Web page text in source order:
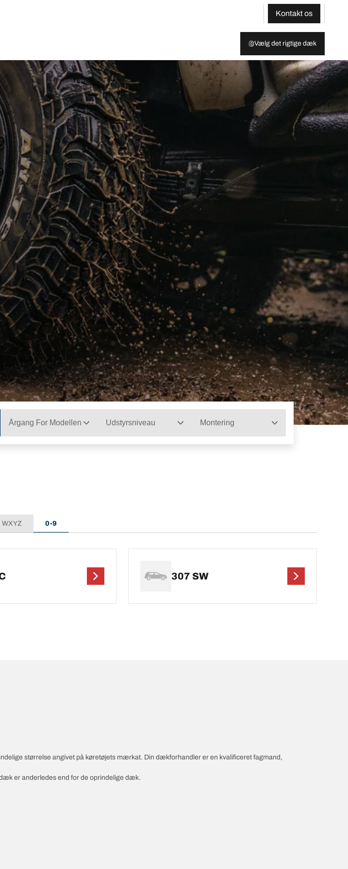
Kontakt os
Vælg det rigtige dæk
Årgang For Modellen Udstyrsniveau Montering
WXYZ 0-9
307 SW
størrelse angivet på køretøjets mærkat. Din dækforhandler er en kvalificeret fagmand,
er anderledes end for de oprindelige dæk.